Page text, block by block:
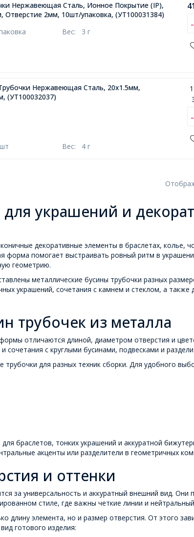
Нержавеющая Сталь, Ионное Покрытие (IP),
Отверстие 2мм, 10шт/упаковка, (УТ100031384)
Вес: 3 г
Нержавеющая Сталь, 20х1.5мм,
(УТ100032037)
Вес: 4 г
украшений и
декоративные элементы в браслетах, колье,
форма помогает выстраивать ровный ритм в
геометрию.
металлические бусины трубочки разных
украшений, сочетания с камнем и стеклом, а также
трубочек из металла
отличаются длиной, диаметром отверстия и
сочетания с круглыми бусинами, подвесками и
трубочки для разных техник сборки. Для удобного
браслетов, тонких украшений и аккуратной
акценты или разделители в геометричных
и оттенки
за универсальность и аккуратный внешний вид. Они
стиле, где важны четкие линии и
длину элемента, но и размер отверстия. От этого
готового изделия: